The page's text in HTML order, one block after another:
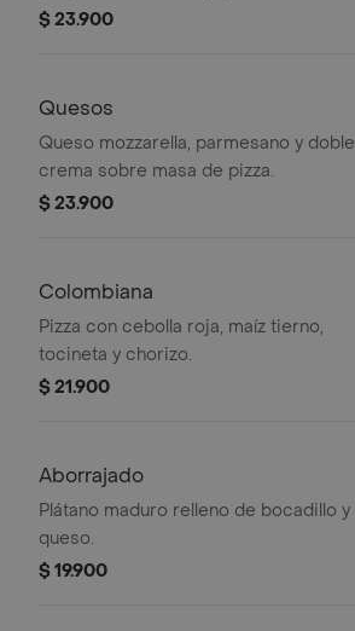
$ 23.900
Quesos
Queso mozzarella, parmesano y doble
crema sobre masa de pizza.
$ 23.900
Colombiana
Pizza con cebolla roja, maíz tierno,
tocineta y chorizo.
$ 21.900
Aborrajado
Plátano maduro relleno de bocadillo y
queso.
$ 19.900